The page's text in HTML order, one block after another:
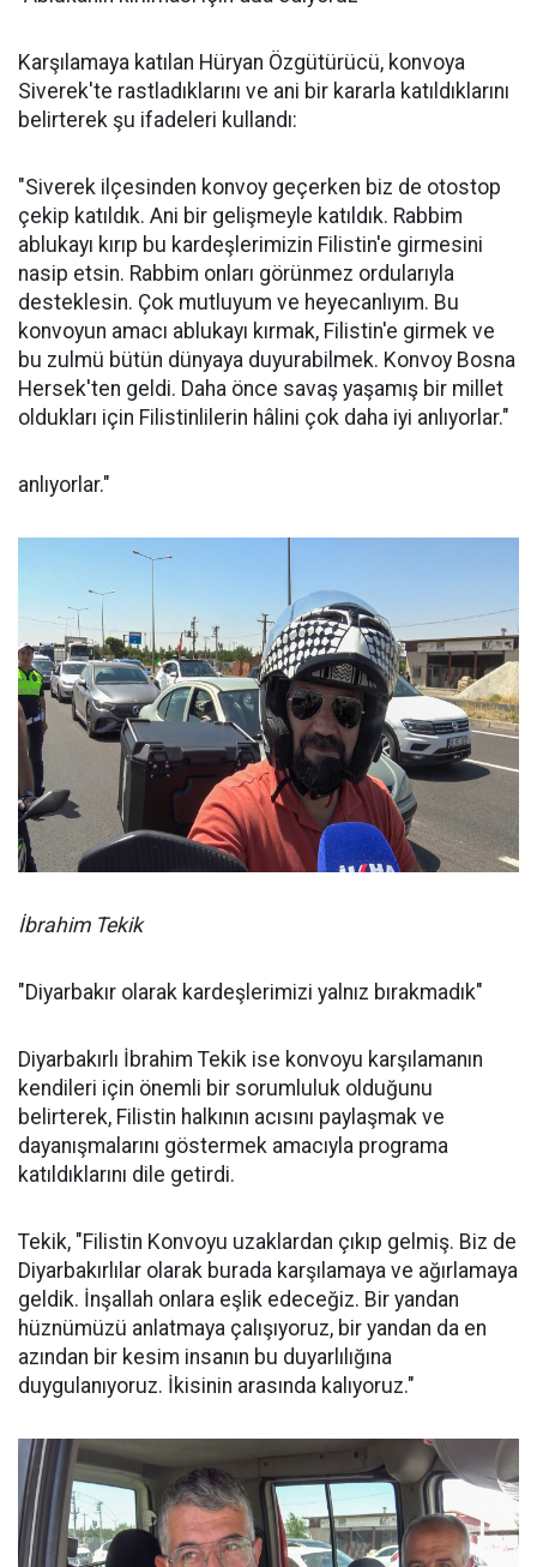
Karşılamaya katılan Hüryan Özgütürücü, konvoya
Siverek'te rastladıklarını ve ani bir kararla katıldıklarını
belirterek şu ifadeleri kullandı:
"Siverek ilçesinden konvoy geçerken biz de otostop
çekip katıldık. Ani bir gelişmeyle katıldık. Rabbim
ablukayı kırıp bu kardeşlerimizin Filistin'e girmesini
nasip etsin. Rabbim onları görünmez ordularıyla
desteklesin. Çok mutluyum ve heyecanlıyım. Bu
konvoyun amacı ablukayı kırmak, Filistin'e girmek ve
bu zulmü bütün dünyaya duyurabilmek. Konvoy Bosna
Hersek'ten geldi. Daha önce savaş yaşamış bir millet
oldukları için Filistinlilerin hâlini çok daha iyi anlıyorlar."
anlıyorlar."
İbrahim Tekik
"Diyarbakır olarak kardeşlerimizi yalnız bırakmadık"
Diyarbakırlı İbrahim Tekik ise konvoyu karşılamanın
kendileri için önemli bir sorumluluk olduğunu
belirterek, Filistin halkının acısını paylaşmak ve
dayanışmalarını göstermek amacıyla programa
katıldıklarını dile getirdi.
Tekik, "Filistin Konvoyu uzaklardan çıkıp gelmiş. Biz de
Diyarbakırlılar olarak burada karşılamaya ve ağırlamaya
geldik. İnşallah onlara eşlik edeceğiz. Bir yandan
hüznümüzü anlatmaya çalışıyoruz, bir yandan da en
azından bir kesim insanın bu duyarlılığına
duygulanıyoruz. İkisinin arasında kalıyoruz."